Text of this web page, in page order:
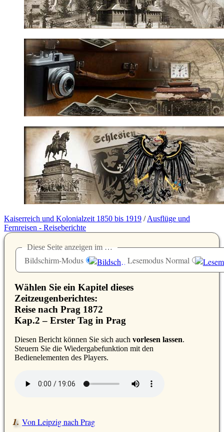
Kaiserreich und Kolonialzeit 1850 bis 1919 /Ausflüge und
Fernreisen - Reiseberichte
Diese Seite anzeigen im …
Bildschirm-Modus Lesemodus Normal
Wählen Sie ein Kapitel dieses
Zeitzeugenberichtes:
Reise nach Prag 1872
Kap.2 – Erster Tag in Prag
Diesen Bericht können Sie sich auch vorlesen lassen.
Steuern Sie die Wiedergabefunktion mit den
Bedienelementen des Players.
Von Leipzig nach Prag